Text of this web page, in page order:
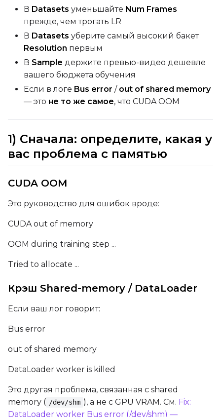
В Datasets уменьшайте Num Frames
прежде, чем трогать LR
В Datasets уберите самый высокий бакет
Resolution первым
В Sample держите превью-видео дешевле
вашего бюджета обучения
Если в логе Bus error / out of shared memory
— это не то же самое, что CUDA OOM
1) Сначала: определите, какая у
вас проблема с памятью
CUDA OOM
Это руководство для ошибок вроде:
CUDA out of memory
OOM during training step ...
Tried to allocate ...
Крэш Shared-memory / DataLoader
Если ваш лог говорит:
Bus error
out of shared memory
DataLoader worker is killed
Это другая проблема, связанная с shared
memory ( /dev/shm ), а не с GPU VRAM. См. Fix:
DataLoader worker Bus error (/dev/shm) —